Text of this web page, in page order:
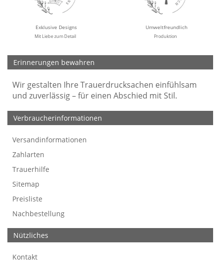
Exklusive Designs
Mit Liebe zum Detail
Umweltfreundlich
Produktion
Erinnerungen bewahren
Wir gestalten Ihre Trauerdrucksachen einfühlsam
und zuverlässig – für einen Abschied mit Stil.
Verbraucherinformationen
Versandinformationen
Zahlarten
Trauerhilfe
Sitemap
Preisliste
Nachbestellung
Werbefreie Trauerkarten
Tipps
So bestellen Sie
Preise und Muster
Texte für Trauerkarten
Texte für Kondolenzkarten
Nützliches
Kontakt